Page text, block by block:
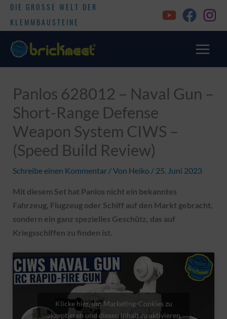
DIE GROSSE WELT DER
KLEMMBAUSTEINE
Panlos 628012 – Naval Gun –
Short-Range Defense
Weapon System CIWS –
(Speed Build Review)
Schreibe einen Kommentar / Von Heiko / 25. Juni 2023
Mit diesem Set hat Panlos nicht ein bekanntes
Fahrzeug, Flugzeug oder Schiff auf den Markt gebracht,
sondern ein ganz spezielles Geschütz, das auf
Kriegsschiffen zu finden ist.
Klicke hier, um Marketing-Cookies zu
akzeptieren und diesen Inhalt zu aktivieren